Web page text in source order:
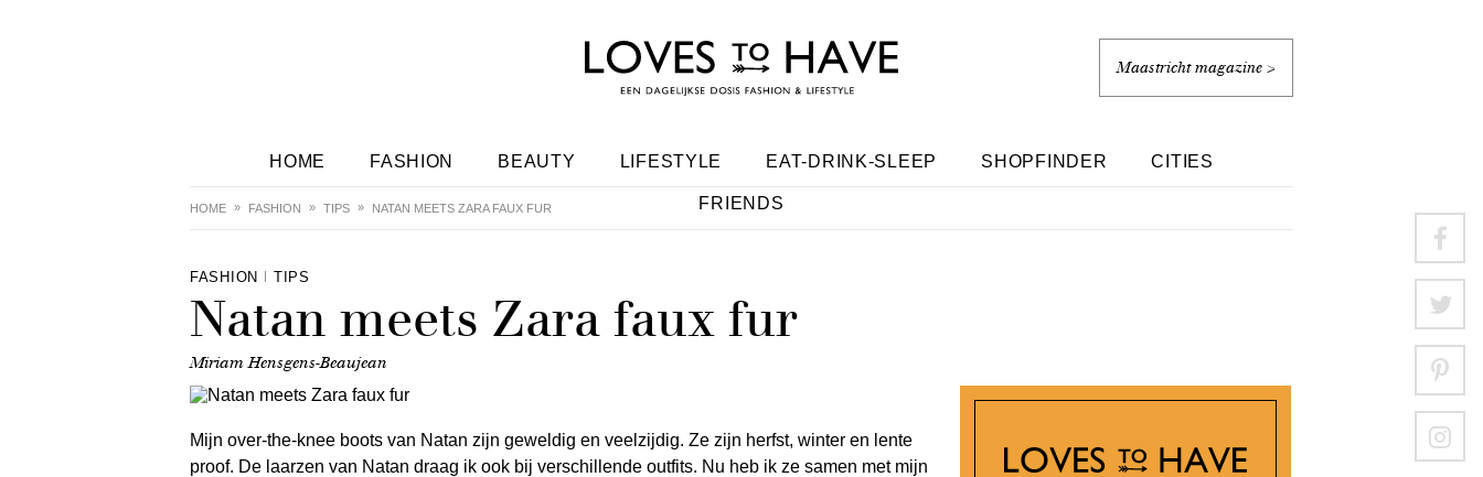
Maastricht magazine >
HOME FASHION BEAUTY LIFESTYLE EAT-DRINK-SLEEP SHOPFINDER CITIES
FRIENDS
HOME FASHION TIPS NATAN MEETS ZARA FAUX FUR
FASHION TIPS
Natan meets Zara faux fur
Miriam Hensgens-Beaujean
Mijn over-the-knee boots van Natan zijn geweldig en veelzijdig. Ze zijn herfst, winter en lente
proof. De laarzen van Natan draag ik ook bij verschillende outfits. Nu heb ik ze samen met mijn